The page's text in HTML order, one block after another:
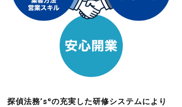
探偵法務’s ®の充実した研修システムにより